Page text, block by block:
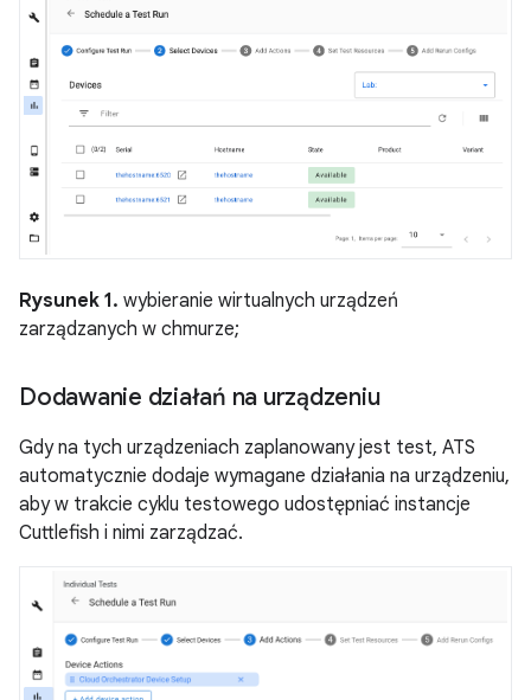
Rysunek 1. wybieranie wirtualnych urządzeń
zarządzanych w chmurze;
Dodawanie działań na urządzeniu
Gdy na tych urządzeniach zaplanowany jest test, ATS
automatycznie dodaje wymagane działania na urządzeniu,
aby w trakcie cyklu testowego udostępniać instancje
Cuttlefish i nimi zarządzać.